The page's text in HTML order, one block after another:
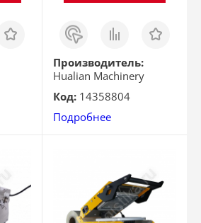
Отложить Заказ
в 1
клик
Сравнить Отложить
Производитель:
Hualian Machinery
Код: 14358804
Подробнее